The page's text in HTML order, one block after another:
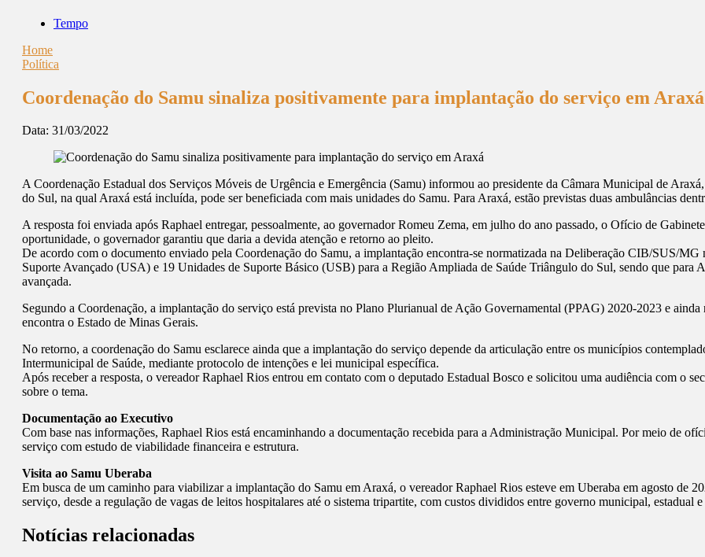
Tempo
Home
Política
Coordenação do Samu sinaliza positivamente para implantação do serviço em Araxá
Data: 31/03/2022
A Coordenação Estadual dos Serviços Móveis de Urgência e Emergência (Samu) informou ao presidente da Câmara Municipal de
do Sul, na qual Araxá está incluída, pode ser beneficiada com mais unidades do Samu. Para Araxá, estão previstas duas ambulâncias
A resposta foi enviada após Raphael entregar, pessoalmente, ao governador Romeu Zema, em julho do ano passado, o Ofício de
oportunidade, o governador garantiu que daria a devida atenção e retorno ao pleito.
De acordo com o documento enviado pela Coordenação do Samu, a implantação encontra-se normatizada na Deliberação CIB/SUS/
Suporte Avançado (USA) e 19 Unidades de Suporte Básico (USB) para a Região Ampliada de Saúde Triângulo do Sul, sendo que para
avançada.
Segundo a Coordenação, a implantação do serviço está prevista no Plano Plurianual de Ação Governamental (PPAG) 2020-2023 e
encontra o Estado de Minas Gerais.
No retorno, a coordenação do Samu esclarece ainda que a implantação do serviço depende da articulação entre os municípios
Intermunicipal de Saúde, mediante protocolo de intenções e lei municipal específica.
Após receber a resposta, o vereador Raphael Rios entrou em contato com o deputado Estadual Bosco e solicitou uma audiência com o
sobre o tema.
Documentação ao Executivo
Com base nas informações, Raphael Rios está encaminhando a documentação recebida para a Administração Municipal. Por meio de
serviço com estudo de viabilidade financeira e estrutura.
Visita ao Samu Uberaba
Em busca de um caminho para viabilizar a implantação do Samu em Araxá, o vereador Raphael Rios esteve em Uberaba em agosto de
serviço, desde a regulação de vagas de leitos hospitalares até o sistema tripartite, com custos divididos entre governo municipal, estadual
Notícias relacionadas